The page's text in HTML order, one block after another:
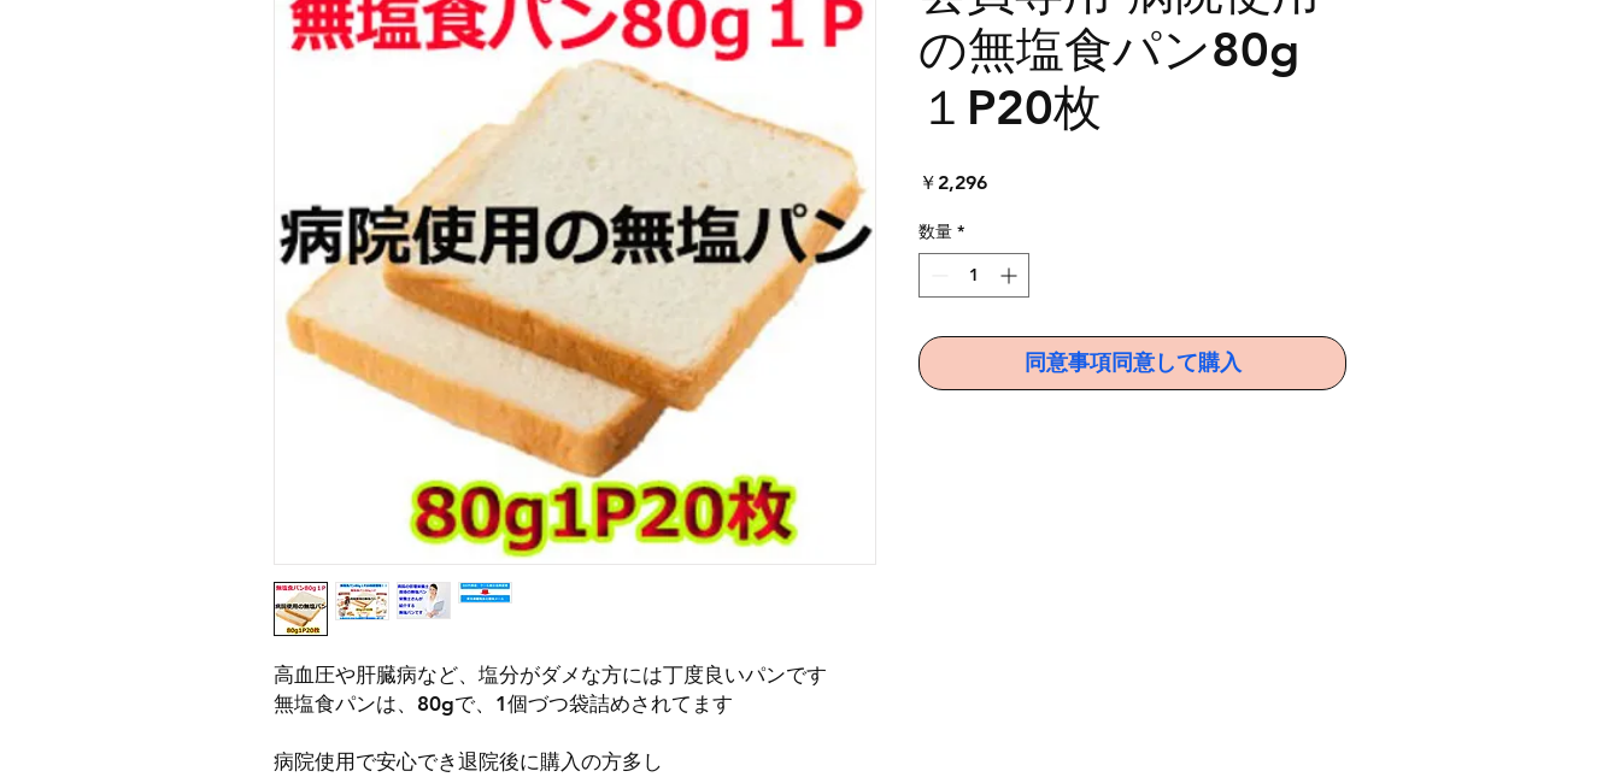
高血圧や肝臓病など、塩分がダメな方には丁度良いパンです
無塩食パンは、80gで、1個づつ袋詰めされてます
病院使用で安心でき退院後に購入の方多し
の無塩食パン80g
１P20枚
￥2,296価
数量 *
同意事項同意して購入